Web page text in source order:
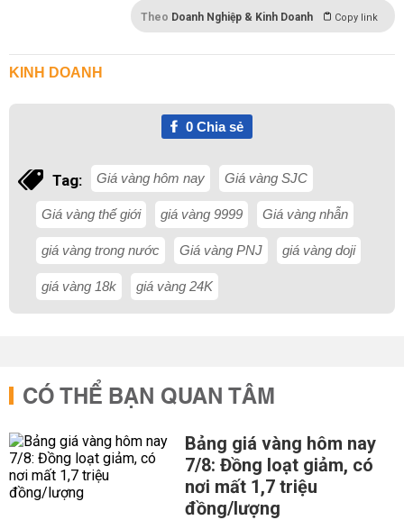
Theo Doanh Nghiệp & Kinh Doanh Copy link
KINH DOANH
0Chia sẻ
Tag: Giá vàng hôm nay Giá vàng SJC
Giá vàng thế giới giá vàng 9999 Giá vàng nhẫn
giá vàng trong nước Giá vàng PNJ giá vàng doji
giá vàng 18k giá vàng 24K
CÓ THỂ BẠN QUAN TÂM
Bảng giá vàng hôm nay
7/8: Đồng loạt giảm, có
nơi mất 1,7 triệu
đồng/lượng